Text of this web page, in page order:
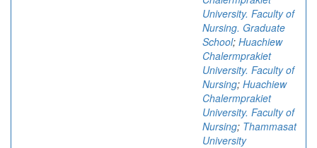
University. Faculty of
Nursing. Graduate
School; Huachiew
Chalermprakiet
University. Faculty of
Nursing; Huachiew
Chalermprakiet
University. Faculty of
Nursing; Thammasat
University